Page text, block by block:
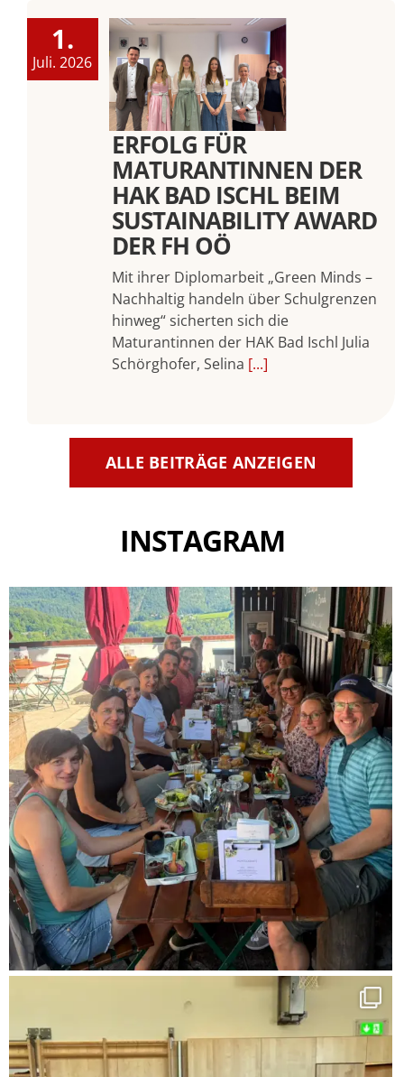
1.
Juli. 2026
ERFOLG FÜR
MATURANTINNEN DER
HAK BAD ISCHL BEIM
SUSTAINABILITY AWARD
DER FH OÖ
Mit ihrer Diplomarbeit „Green Minds –
Nachhaltig handeln über Schulgrenzen
hinweg“ sicherten sich die
Maturantinnen der HAK Bad Ischl Julia
Schörghofer, Selina [...]
ALLE BEITRÄGE ANZEIGEN
INSTAGRAM